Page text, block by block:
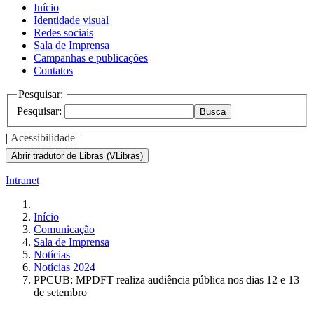
Início
Identidade visual
Redes sociais
Sala de Imprensa
Campanhas e publicações
Contatos
Pesquisar:
Pesquisar:
Busca
| Acessibilidade |
Abrir tradutor de Libras (VLibras)
Intranet
Início
Comunicação
Sala de Imprensa
Notícias
Notícias 2024
PPCUB: MPDFT realiza audiência pública nos dias 12 e 13
de setembro